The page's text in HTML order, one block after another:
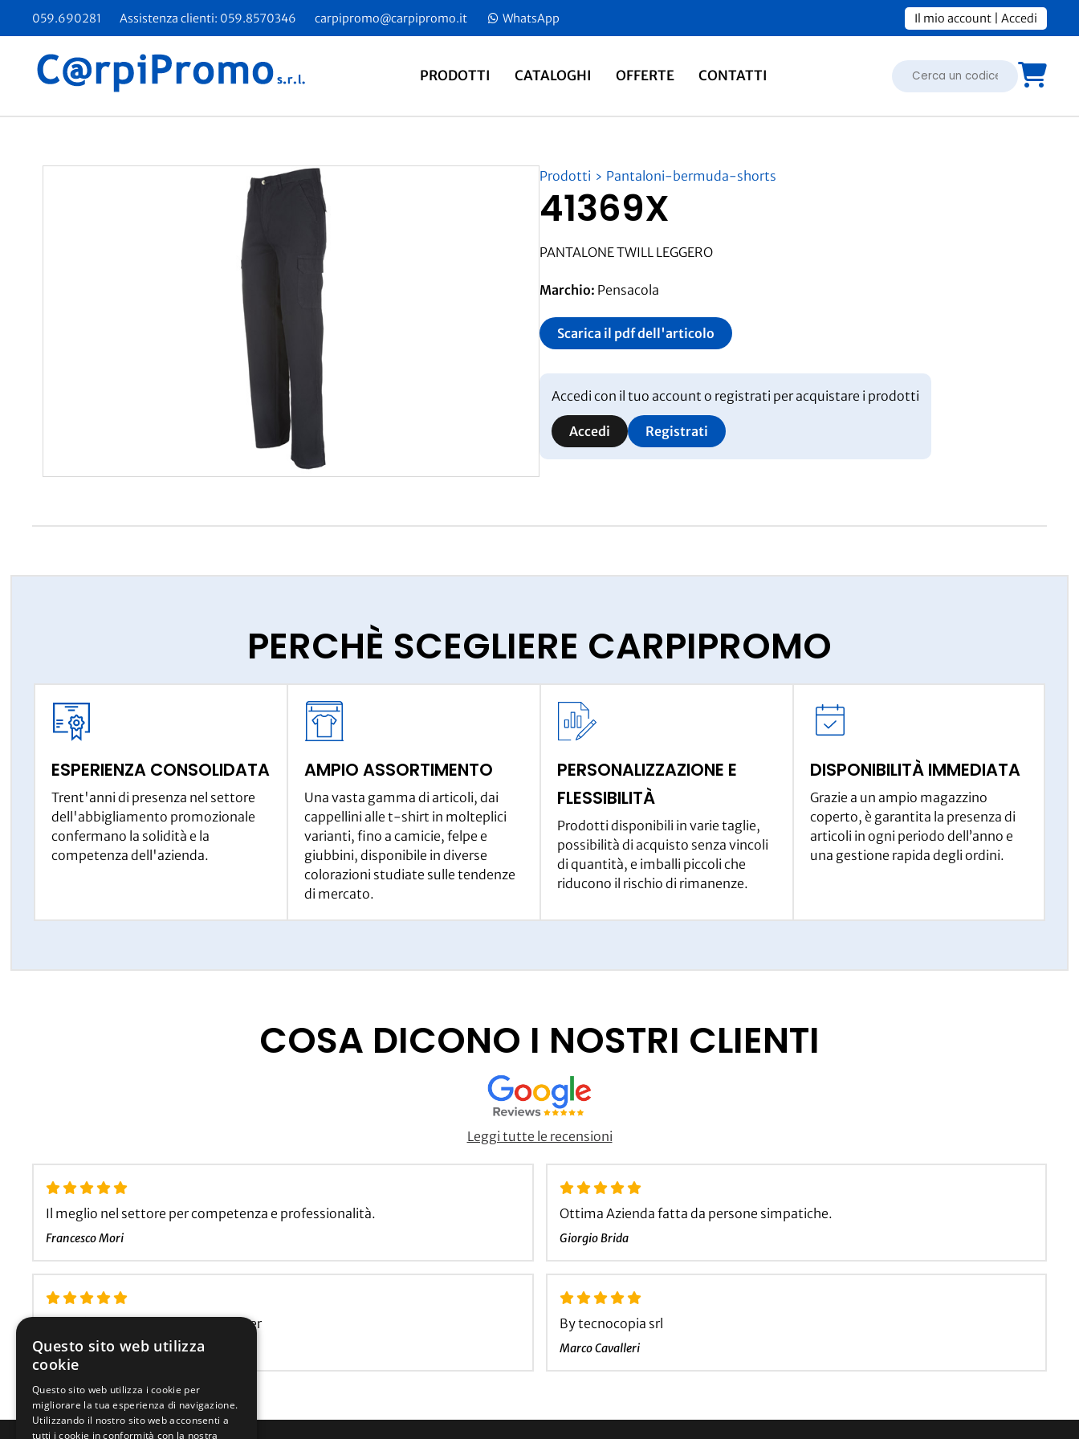
059.690281 Assistenza clienti: 059.8570346 carpipromo@carpipromo.it ​​ WhatsApp Il mio account| Accedi
PRODOTTI CATALOGHI OFFERTE CONTATTI
Prodotti Pantaloni-bermuda-shorts
41369X
PANTALONE TWILL LEGGERO
Marchio: Pensacola
Scarica il pdf dell'articolo
Accedi con il tuo account o registrati per acquistare i prodotti
Accedi Registrati
PERCHÈ SCEGLIERE CARPIPROMO
ESPERIENZA CONSOLIDATA
Trent'anni di presenza nel settore
dell'abbigliamento promozionale
confermano la solidità e la
competenza dell'azienda.
AMPIO ASSORTIMENTO
Una vasta gamma di articoli, dai
cappellini alle t-shirt in molteplici
varianti, fino a camicie, felpe e
giubbini, disponibile in diverse
colorazioni studiate sulle tendenze
di mercato.
PERSONALIZZAZIONE E
FLESSIBILITÀ
Prodotti disponibili in varie taglie,
possibilità di acquisto senza vincoli
di quantità, e imballi piccoli che
riducono il rischio di rimanenze.
DISPONIBILITÀ IMMEDIATA
Grazie a un ampio magazzino
coperto, è garantita la presenza di
articoli in ogni periodo dell’anno e
una gestione rapida degli ordini.
COSA DICONO I NOSTRI CLIENTI
Leggi tutte le recensioni
Il meglio nel settore per competenza e professionalità.
Francesco Mori
Ottima Azienda fatta da persone simpatiche.
Giorgio Brida
Serietá disponibilità e qualità, super
Federico Bergamini
By tecnocopia srl
Marco Cavalleri
Questo sito web utilizza
cookie
Questo sito web utilizza i cookie per
migliorare la tua esperienza di navigazione.
Utilizzando il nostro sito web acconsenti a
tutti i cookie in conformità con la nostra